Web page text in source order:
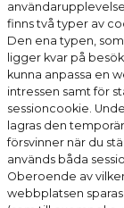
finns två typer av
Den ena typen,
ligger kvar på
kunna anpassa en
intressen samt för
sessioncookie.
lagras den
försvinner när du
används båda
Oberoende av
webbplatsen